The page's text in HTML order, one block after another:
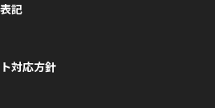
記
対応方針